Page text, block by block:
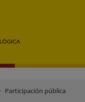
Participación pública